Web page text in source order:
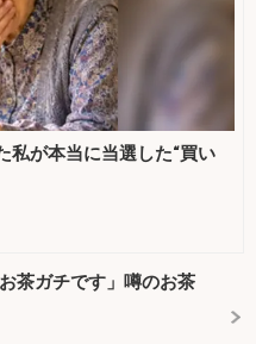
私が本当に当選した“買い
茶ガチです」噂のお茶